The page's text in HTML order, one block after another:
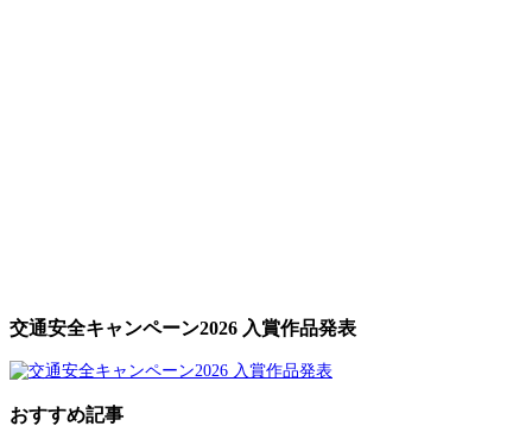
交通安全キャンペーン2026 入賞作品発表
おすすめ記事